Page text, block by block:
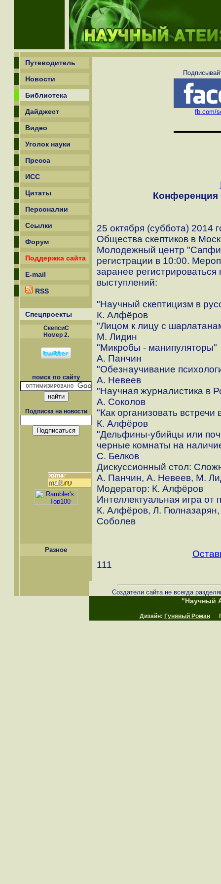
Путеводитель
Новости
Библиотека
Дайджест
Видео
Уголок науки
Пресса
ИСС
Цитаты
Персоналии
Ссылки
Форум
Поддержка сайта
E-mail
RSS
Спецпроекты
СкепсиС
Номер 2.
поиск по сайту
Подписка на новости
Разное
fb.com/
Конференция
25 октября (суббота) 2014
Общества скептиков в
Молодежный центр
регистрации в 10:00.
заранее
выступлений:
"Научный скептицизм в
К. Алфёров
"Лицом к лицу с
М. Лидин
"Микробы - манипуляторы"
А. Панчин
"Обезнаучивание
А. Невеев
"Научная журналистика в
А. Соколов
"Как организовать встречи
К. Алфёров
"Дельфины-убийцы или
черные комнаты на
С. Белков
Дискуссионный стол:
А. Панчин, А. Невеев, М.
Модератор: К. Алфёров
Интеллектуальная игра от
К. Алфёров, Л.
Соболев
111
Создатели сайта не всегда
"Научный
Дизайн: Гунявый Роман